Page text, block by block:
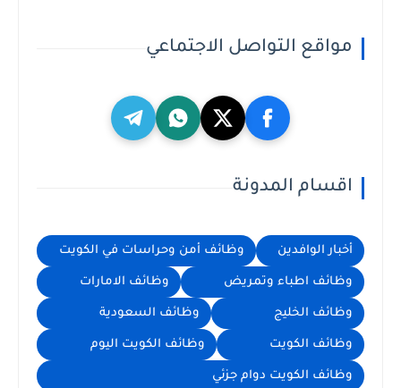
مواقع التواصل الاجتماعي
اقسام المدونة
أخبار الوافدين وظائف أمن وحراسات في الكويت
وظائف اطباء وتمريض وظائف الامارات
وظائف الخليج وظائف السعودية
وظائف الكويت وظائف الكويت اليوم
وظائف الكويت دوام جزئي